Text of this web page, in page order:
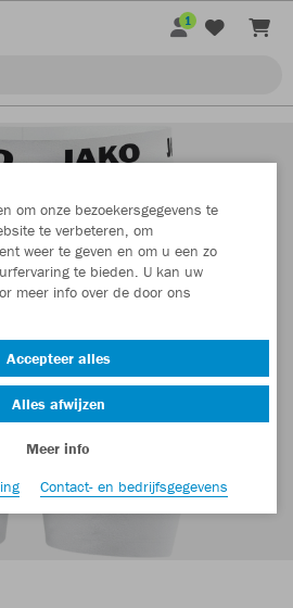
1
om onze bezoekersgegevens te
te verbeteren, om
weer te geven en om u een zo
te bieden. U kan uw
meer info over de door ons
Accepteer alles
Alles afwijzen
Meer info
Contact- en bedrijfsgegevens